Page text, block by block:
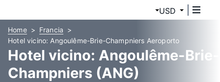
USD
Home
Francia
Hotel vicino: Angoulême-Brie-Champniers Aeroporto
Hotel vicino: Angoulême-Brie-
Champniers (ANG)